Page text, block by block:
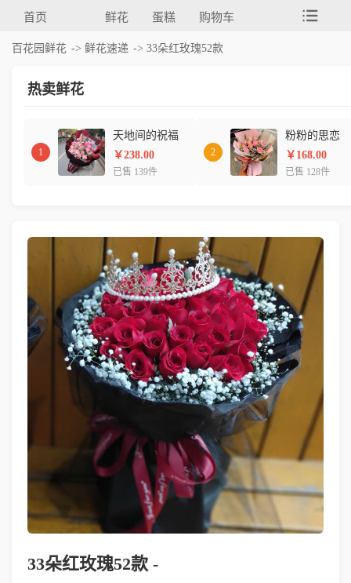
首页 鲜花 蛋糕 购物车
百花园鲜花 -> 鲜花速递 -> 33朵红玫瑰52款
热卖鲜花
1
天地间的祝福
￥238.00
已售 139件
2
粉粉的思恋
￥168.00
已售 128件
33朵红玫瑰52款 -